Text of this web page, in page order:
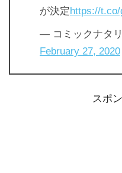
が決定https://
— コミックナタ
February 27, 2020
スポ